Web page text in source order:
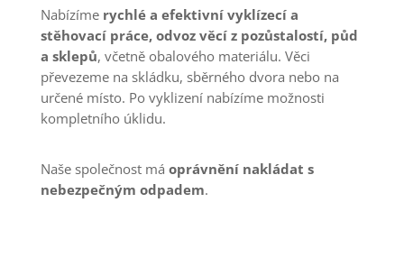
Nabízímerychlé a efektivní vyklízecí a
stěhovací práce, odvoz věcí z pozůstalostí, půd
a sklepů, včetně obalového materiálu. Věci
převezeme na skládku, sběrného dvora nebo na
určené místo. Po vyklizení nabízíme možnosti
kompletního úklidu.
Naše společnost má oprávnění nakládat s
nebezpečným odpadem.